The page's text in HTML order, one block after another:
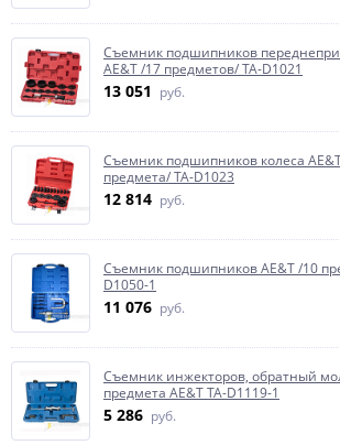
Съемник подшипников
AE&T /17 предметов/ TA-D1021
13 051 руб.
Съемник подшипников колеса
предмета/ TA-D1023
12 814 руб.
Съемник подшипников AE&T /10
D1050-1
11 076 руб.
Съемник инжекторов, обратный
предмета AE&T TA-D1119-1
5 286 руб.